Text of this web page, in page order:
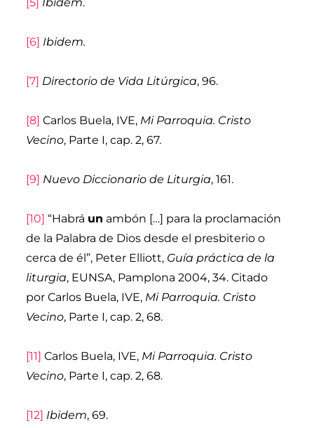
[6] Ibidem.
[7] Directorio de Vida Litúrgica, 96.
[8] Carlos Buela, IVE, Mi Parroquia. Cristo
Vecino, Parte I, cap. 2, 67.
[9] Nuevo Diccionario de Liturgia, 161.
[10] “Habrá un ambón […] para la proclamación
de la Palabra de Dios desde el presbiterio o
cerca de él”, Peter Elliott, Guía práctica de la
liturgia, EUNSA, Pamplona 2004, 34. Citado
por Carlos Buela, IVE, Mi Parroquia. Cristo
Vecino, Parte I, cap. 2, 68.
[11] Carlos Buela, IVE, Mi Parroquia. Cristo
Vecino, Parte I, cap. 2, 68.
[12] Ibidem, 69.